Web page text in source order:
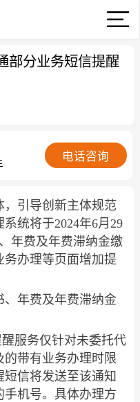
部分业务短信提醒
电话咨询
引导创新主体规范
统将于2024年6月29
年费及年费滞纳金缴
办理等页面增加提
年费及年费滞纳金
服务仅针对未委托代
带有业务办理时限
信将发送至该通知
机号。具体办理方